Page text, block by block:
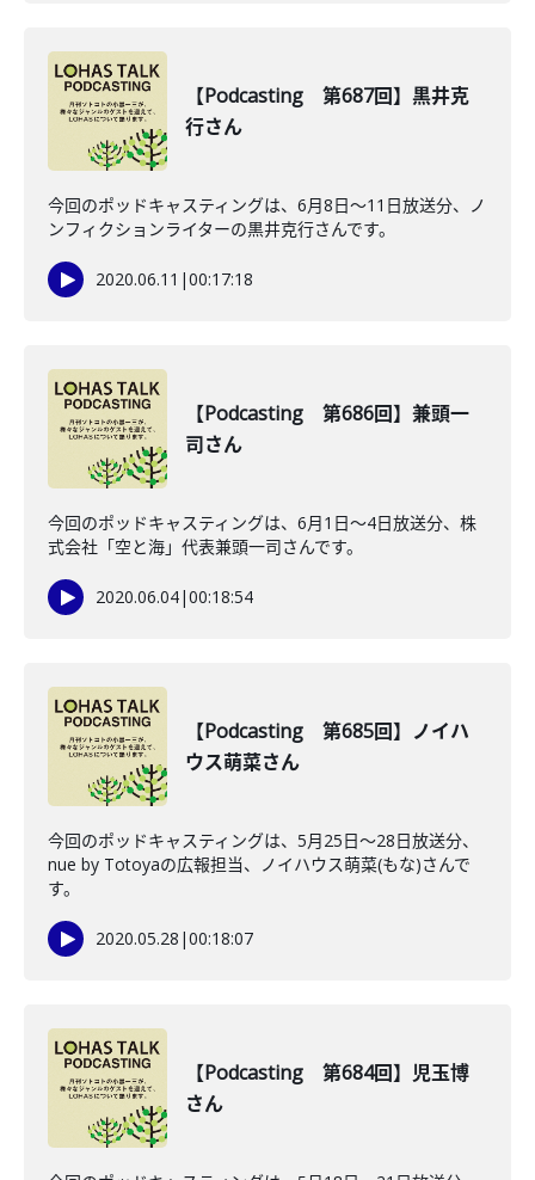
【Podcasting 第687回】黒井克
行さん
今回のポッドキャスティングは、6月8日〜11日放送分、ノ
ンフィクションライターの黒井克行さんです。
2020.06.11 |00:17:18
【Podcasting 第686回】兼頭一
司さん
今回のポッドキャスティングは、6月1日〜4日放送分、株
式会社「空と海」代表兼頭一司さんです。
2020.06.04|00:18:54
【Podcasting 第685回】ノイハ
ウス萌菜さん
今回のポッドキャスティングは、5月25日〜28日放送分、
nue by Totoyaの広報担当、ノイハウス萌菜(もな)さんで
す。
2020.05.28 |00:18:07
【Podcasting 第684回】児玉博
さん